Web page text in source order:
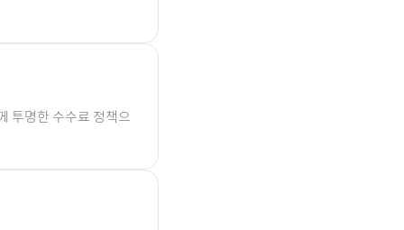
투명한 수수료 정책으